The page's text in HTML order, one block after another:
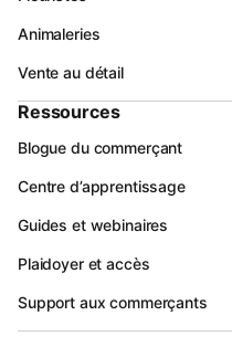
Animaleries
Vente au détail
Ressources
Blogue du commerçant
Centre d’apprentissage
Guides et webinaires
Plaidoyer et accès
Support aux commerçants